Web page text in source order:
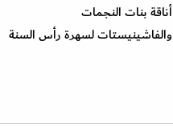
أناقة بنات النجمات
والفاشينيستات لسهرة رأس السنة